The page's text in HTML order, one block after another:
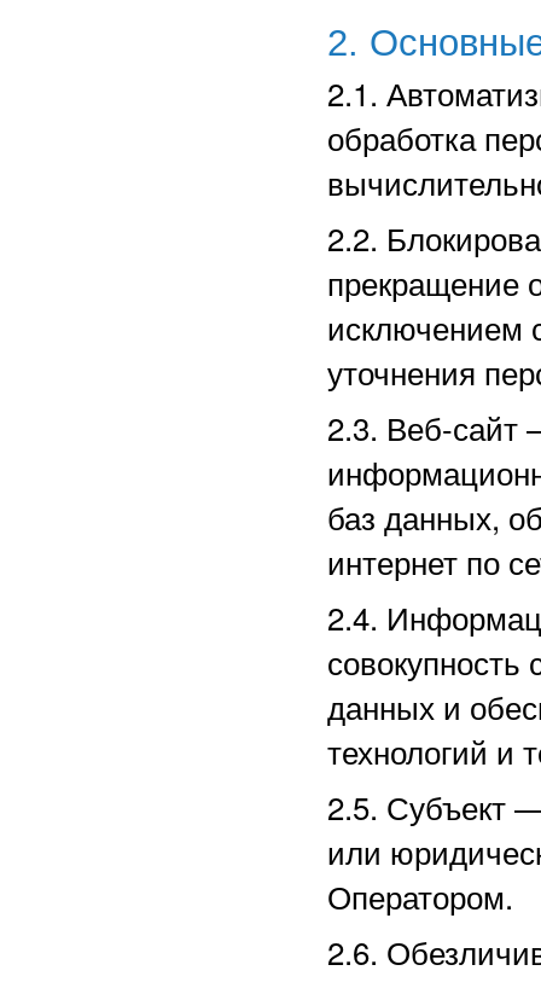
2.
2.1.
обработка
2.2.
прекращение
исключением
уточнения
2.3. Веб-сайт
баз данных,
интернет по
2.4.
данных и
технологий и
2.5. Субъект
или
Оператором.
2.6.